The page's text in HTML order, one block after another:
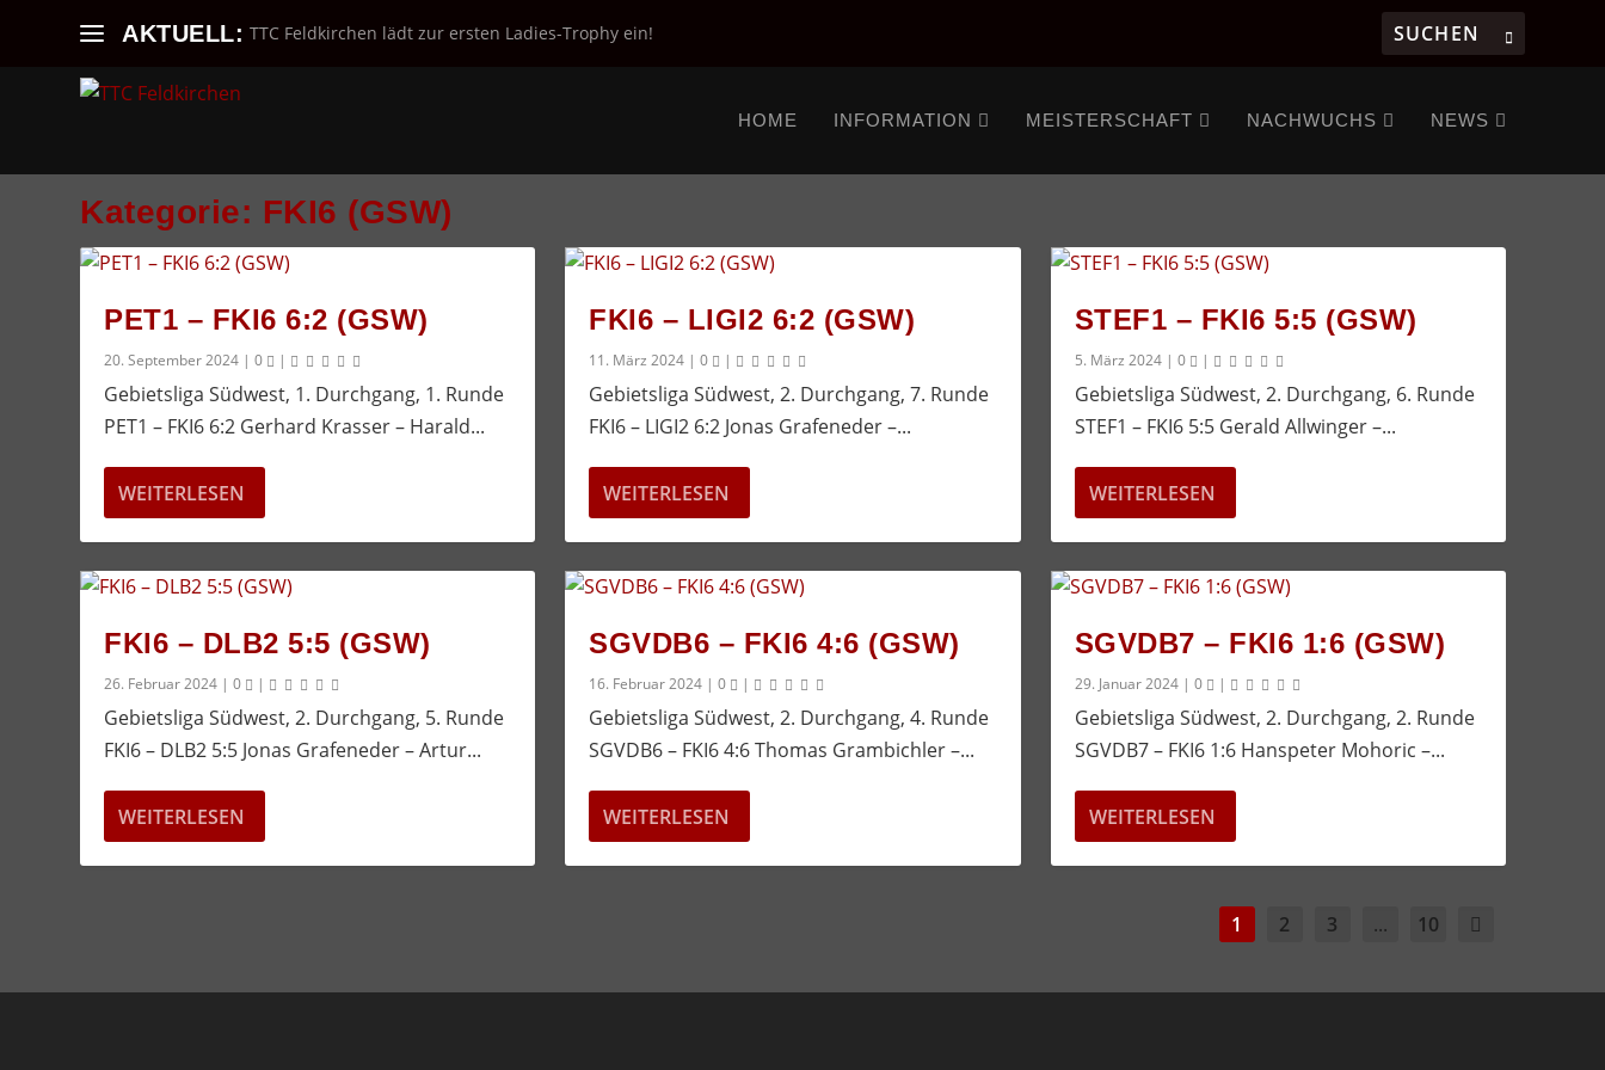
AKTUELL: TTC Feldkirchen lädt zur ersten Ladies-Trophy ein!
HOME INFORMATION MEISTERSCHAFT NACHWUCHS NEWS
Kategorie: FKI6 (GSW)
PET1 – FKI6 6:2 (GSW)
20. September 2024 |0 |
Gebietsliga Südwest, 1. Durchgang, 1. Runde
PET1 – FKI6 6:2 Gerhard Krasser – Harald...
WEITERLESEN
FKI6 – DLB2 5:5 (GSW)
26. Februar 2024 |0 |
Gebietsliga Südwest, 2. Durchgang, 5. Runde
FKI6 – DLB2 5:5 Jonas Grafeneder – Artur...
WEITERLESEN
FKI6 – LIGI2 6:2 (GSW)
11. März 2024 |0 |
Gebietsliga Südwest, 2. Durchgang, 7. Runde
FKI6 – LIGI2 6:2 Jonas Grafeneder –...
WEITERLESEN
SGVDB6 – FKI6 4:6 (GSW)
16. Februar 2024 |0 |
Gebietsliga Südwest, 2. Durchgang, 4. Runde
SGVDB6 – FKI6 4:6 Thomas Grambichler –...
WEITERLESEN
STEF1 – FKI6 5:5 (GSW)
5. März 2024| 0 |
Gebietsliga Südwest, 2. Durchgang, 6. Runde
STEF1 – FKI6 5:5 Gerald Allwinger –...
WEITERLESEN
SGVDB7 – FKI6 1:6 (GSW)
29. Januar 2024| 0 |
Gebietsliga Südwest, 2. Durchgang, 2. Runde
SGVDB7 – FKI6 1:6 Hanspeter Mohoric –...
WEITERLESEN
1 2 3 ... 10